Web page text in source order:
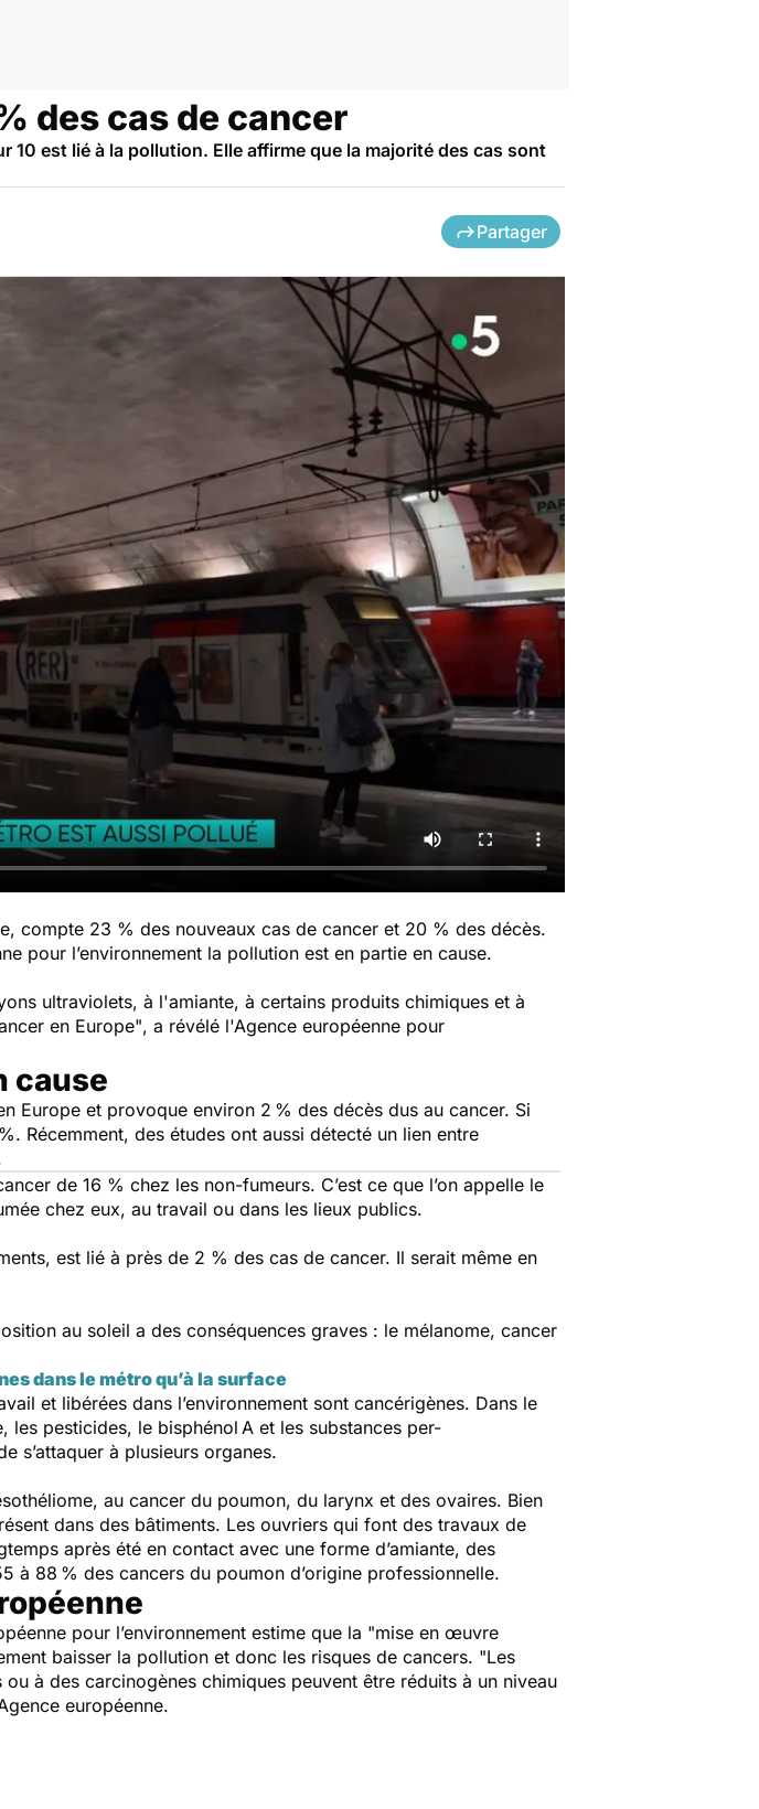
des cas de cancer
10 est lié à la pollution. Elle affirme que la majorité des cas sont
Partager
compte 23 % des nouveaux cas de cancer et 20 % des décès.
pour l’environnement la pollution est en partie en cause.
ultraviolets, à l'amiante, à certains produits chimiques et à
en Europe", a révélé l'Agence européenne pour
cause
Europe et provoque environ 2 % des décès dus au cancer. Si
Récemment, des études ont aussi détecté un lien entre
de 16 % chez les non-fumeurs. C’est ce que l’on appelle le
chez eux, au travail ou dans les lieux publics.
est lié à près de 2 % des cas de cancer. Il serait même en
au soleil a des conséquences graves : le mélanome, cancer
dans le métro qu’à la surface
et libérées dans l’environnement sont cancérigènes. Dans le
les pesticides, le bisphénol A et les substances per-
s’attaquer à plusieurs organes.
au cancer du poumon, du larynx et des ovaires. Bien
dans des bâtiments. Les ouvriers qui font des travaux de
après été en contact avec une forme d’amiante, des
à 88 % des cancers du poumon d’origine professionnelle.
pour l’environnement estime que la "mise en œuvre
baisser la pollution et donc les risques de cancers. "Les
à des carcinogènes chimiques peuvent être réduits à un niveau
européenne.